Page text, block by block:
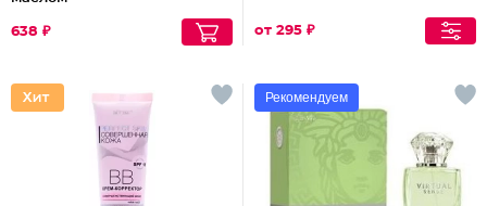
638 ₽ от 295 ₽
Рекомендуем